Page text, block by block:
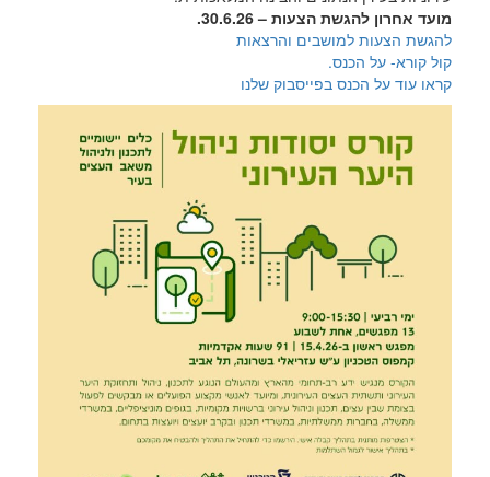
מועד אחרון להגשת הצעות – 30.6.26.
להגשת הצעות למושבים והרצאות
קול קורא- על הכנס.
קראו עוד על הכנס בפייסבוק שלנו